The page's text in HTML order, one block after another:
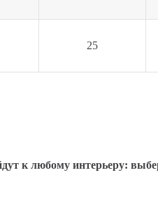
25
к любому интерьеру: